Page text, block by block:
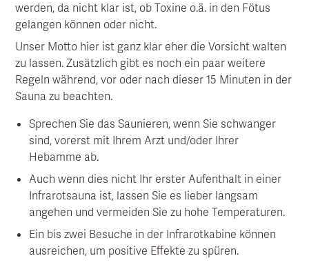
werden, da nicht klar ist, ob Toxine o.ä. in den Fötus
gelangen können oder nicht.
Unser Motto hier ist ganz klar eher die Vorsicht walten
zu lassen. Zusätzlich gibt es noch ein paar weitere
Regeln während, vor oder nach dieser 15 Minuten in der
Sauna zu beachten.
Sprechen Sie das Saunieren, wenn Sie schwanger
sind, vorerst mit Ihrem Arzt und/oder Ihrer
Hebamme ab.
Auch wenn dies nicht Ihr erster Aufenthalt in einer
Infrarotsauna ist, lassen Sie es lieber langsam
angehen und vermeiden Sie zu hohe Temperaturen.
Ein bis zwei Besuche in der Infrarotkabine können
ausreichen, um positive Effekte zu spüren.